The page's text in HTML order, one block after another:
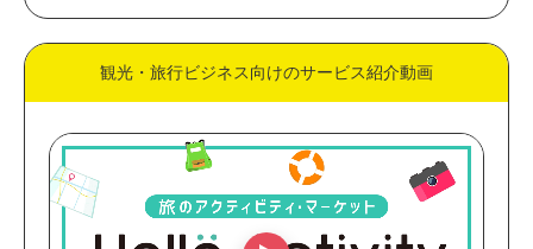
観光・旅行ビジネス向けのサービス紹介動画